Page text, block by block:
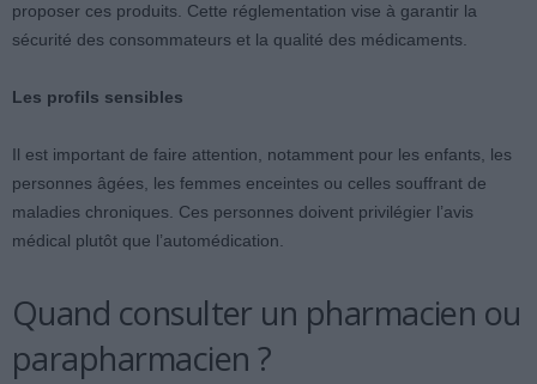
proposer ces produits. Cette réglementation vise à garantir la
sécurité des consommateurs et la qualité des médicaments.
Les profils sensibles
Il est important de faire attention, notamment pour les enfants, les
personnes âgées, les femmes enceintes ou celles souffrant de
maladies chroniques. Ces personnes doivent privilégier l’avis
médical plutôt que l’automédication.
Quand consulter un pharmacien ou
parapharmacien ?